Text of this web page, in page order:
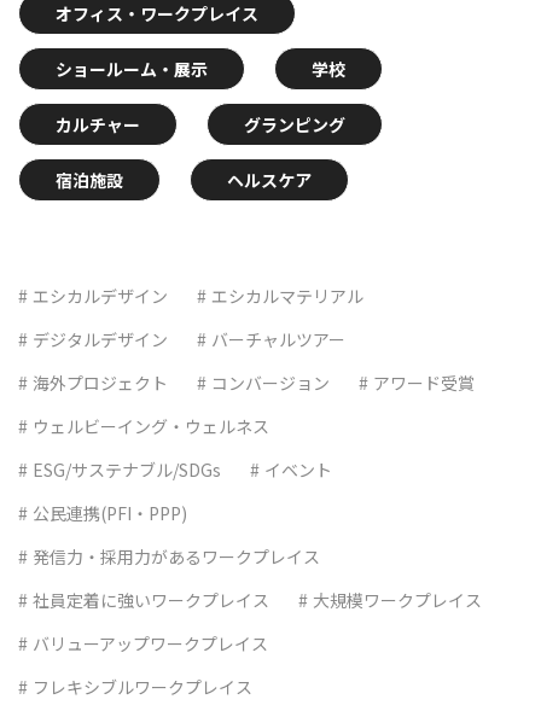
オフィス・ワークプレイス
ショールーム・展示 学校
カルチャー グランピング
宿泊施設 ヘルスケア
エシカルデザイン
エシカルマテリアル
デジタルデザイン
バーチャルツアー
海外プロジェクト
コンバージョン
アワード受賞
ウェルビーイング・ウェルネス
ESG/サステナブル/SDGs
イベント
公民連携(PFI・PPP)
発信力・採用力があるワークプレイス
社員定着に強いワークプレイス
大規模ワークプレイス
バリューアップワークプレイス
フレキシブルワークプレイス